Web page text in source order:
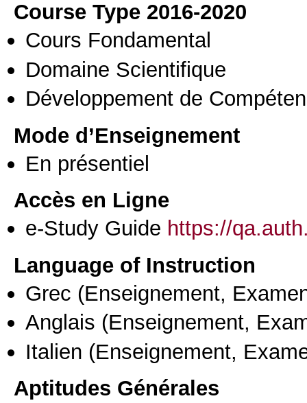
Course Type 2016-2020
Cours Fondamental
Domaine Scientifique
Développement de
Mode d’Enseignement
En présentiel
Accès en Ligne
e-Study Guide https://
Language of Instruction
Grec (Enseignement,
Anglais (Enseignement,
Italien (Enseignement,
Aptitudes Générales